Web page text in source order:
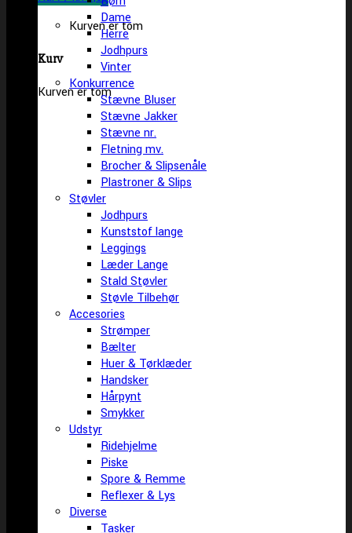
Kurven er tom
Kurv
Kurven er tom
Dame
Herre
Jodhpurs
Vinter
Konkurrence
Stævne Bluser
Stævne Jakker
Stævne nr.
Fletning mv.
Brocher & Slipsenåle
Plastroner & Slips
Støvler
Jodhpurs
Kunststof lange
Leggings
Læder Lange
Stald Støvler
Støvle Tilbehør
Accesories
Strømper
Bælter
Huer & Tørklæder
Handsker
Hårpynt
Smykker
Udstyr
Ridehjelme
Piske
Spore & Remme
Reflexer & Lys
Diverse
Tasker